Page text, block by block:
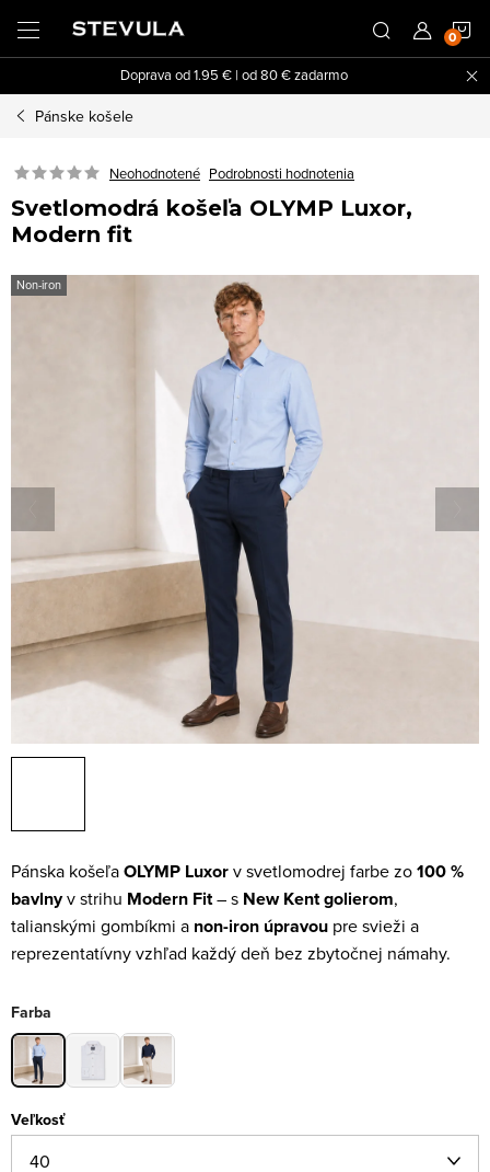
obsah
Doprava od 1.95 € | od 80 € zadarmo
Pánske košele
Neohodnotené Podrobnosti hodnotenia
Svetlomodrá košeľa OLYMP Luxor,
Modern fit
Non-iron
Pánska košeľaOLYMP Luxorv svetlomodrej farbe zo100 %
bavlnyv strihu Modern Fit– s New Kent golierom,
talianskými gombíkmi a non-iron úpravou pre svieži a
reprezentatívny vzhľad každý deň bez zbytočnej námahy.
Farba
Veľkosť